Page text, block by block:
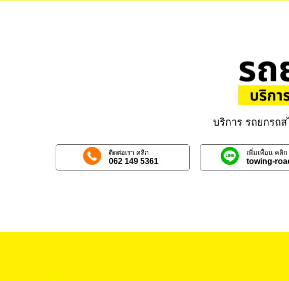
บริการ รถยกรถ
ติดต่อเรา คลิก
062 149 5361
เพิ่มเพื่อน คลิก
towing-